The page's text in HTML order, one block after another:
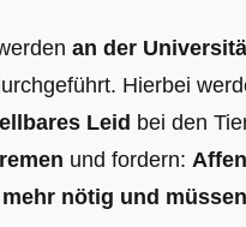
an der
Hierbei
Leid bei den
und fordern:
nötig und